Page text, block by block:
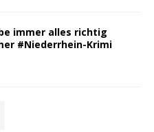
immer alles richtig
#Niederrhein-Krimi